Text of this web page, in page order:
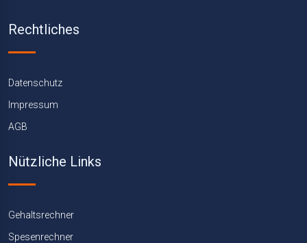
Rechtliches
Datenschutz
Impressum
AGB
Nützliche Links
Gehaltsrechner
Spesenrechner